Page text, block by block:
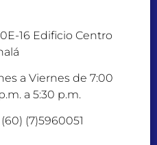
16 Edificio Centro
a Viernes de 7:00
a 5:30 p.m.
(60) (7)5960051